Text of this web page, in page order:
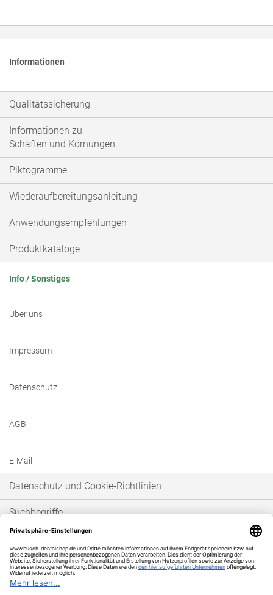
Informationen
Qualitätssicherung
Informationen zu
Schäften und Körnungen
Piktogramme
Wiederaufbereitungsanleitung
Anwendungsempfehlungen
Produktkataloge
Info / Sonstiges
Über uns
Impressum
Datenschutz
AGB
E-Mail
Datenschutz und Cookie-Richtlinien
Suchbegriffe
Bestellungen und Rücksendungen